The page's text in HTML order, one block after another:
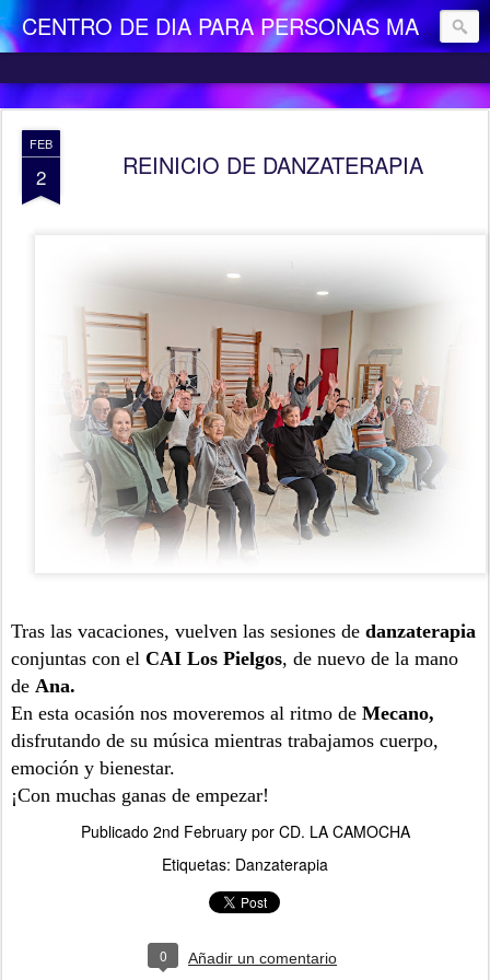
CENTRO DE DIA PARA PERSONAS MAYORES DEPENDIENTES "LA CAMOCHA"
FEB
2 REINICIO DE DANZATERAPIA
Tras las vacaciones, vuelven las sesiones de danzaterapia
conjuntas con el CAI Los Pielgos, de nuevo de la mano
de Ana.
En esta ocasión nos moveremos al ritmo de Mecano,
disfrutando de su música mientras trabajamos cuerpo,
emoción y bienestar.
¡Con muchas ganas de empezar!
Publicado 2nd Februarypor CD. LA CAMOCHA
Etiquetas: Danzaterapia
0 Añadir un comentario